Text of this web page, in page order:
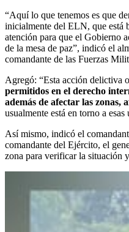
“Aquí lo que tenemos es que
inicialmente del ELN, que está
atención para que el Gobierno
de la mesa de paz”, indicó el
comandante de las Fuerzas
Agregó: “Esta acción delictiva
permitidos en el derecho
además de afectar las zonas,
usualmente está en torno a esas
Así mismo, indicó el
comandante del Ejército, el
zona para verificar la situación